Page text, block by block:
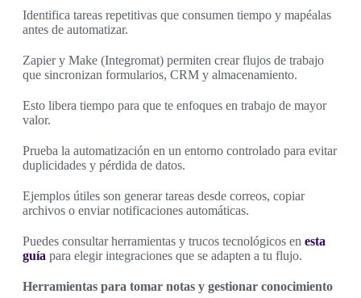
Identifica tareas repetitivas que consumen tiempo y mapéalas
antes de automatizar.
Zapier y Make (Integromat) permiten crear flujos de trabajo
que sincronizan formularios, CRM y almacenamiento.
Esto libera tiempo para que te enfoques en trabajo de mayor
valor.
Prueba la automatización en un entorno controlado para evitar
duplicidades y pérdida de datos.
Ejemplos útiles son generar tareas desde correos, copiar
archivos o enviar notificaciones automáticas.
Puedes consultar herramientas y trucos tecnológicos en esta
guía para elegir integraciones que se adapten a tu flujo.
Herramientas para tomar notas y gestionar conocimiento